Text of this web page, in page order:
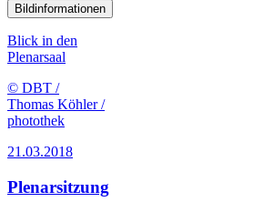
Bildinformationen
Blick in den
Plenarsaal
© DBT /
Thomas Köhler /
photothek
21.03.2018
Plenarsitzung